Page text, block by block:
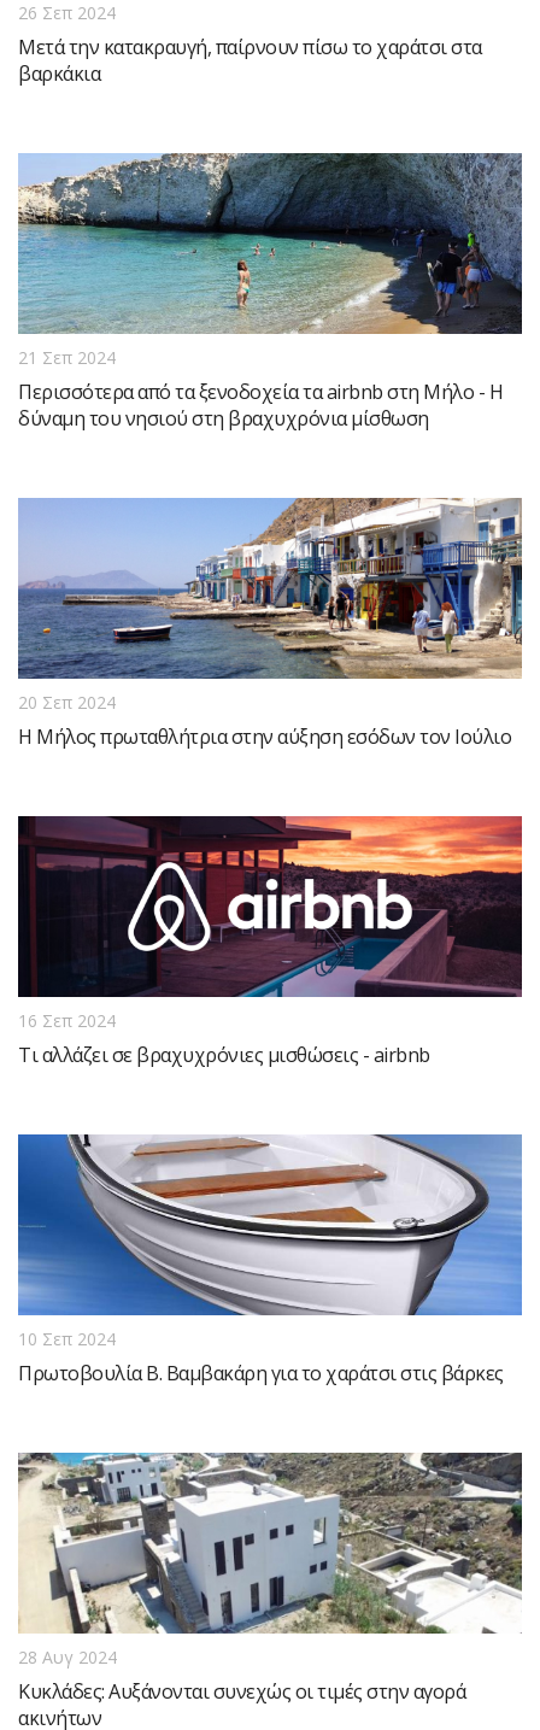
26 Σεπ 2024
Μετά την κατακραυγή, παίρνουν πίσω το χαράτσι στα
βαρκάκια
21 Σεπ 2024
Περισσότερα από τα ξενοδοχεία τα airbnb στη Μήλο - Η
δύναμη του νησιού στη βραχυχρόνια μίσθωση
20 Σεπ 2024
Η Μήλος πρωταθλήτρια στην αύξηση εσόδων τον Ιούλιο
16 Σεπ 2024
Τι αλλάζει σε βραχυχρόνιες μισθώσεις - airbnb
10 Σεπ 2024
Πρωτοβουλία Β. Βαμβακάρη για το χαράτσι στις βάρκες
28 Αυγ 2024
Κυκλάδες: Αυξάνονται συνεχώς οι τιμές στην αγορά
ακινήτων